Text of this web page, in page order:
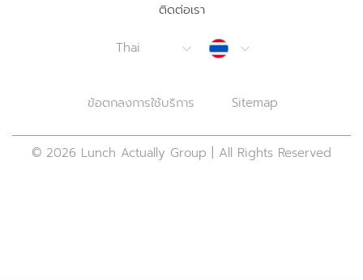
ติดต่อเรา
Thai Thailand
ข้อตกลงการใช้บริการ Sitemap
© 2026 Lunch Actually Group | All Rights Reserved